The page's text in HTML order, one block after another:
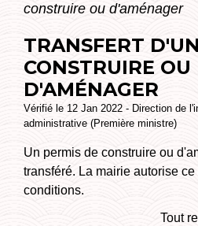
construire ou d'aménager
TRANSFERT
CONSTRUIRE OU
D'AMÉNAGER
Vérifié le 12 Jan 2022 - Direction de
administrative (Première ministre)
Un permis de construire ou
transféré. La mairie autorise
conditions.
Tout